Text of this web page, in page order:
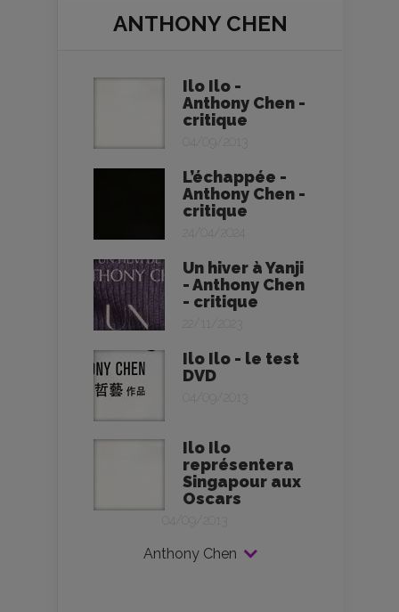
ANTHONY CHEN
Ilo Ilo -
Anthony Chen -
critique
04/09/2013
L’échappée -
Anthony Chen -
critique
24/04/2024
Un hiver à Yanji
- Anthony Chen
- critique
Ilo Ilo - le test
DVD
04/09/2013
Ilo Ilo
représentera
Singapour aux
Oscars
04/09/2013
Anthony Chen